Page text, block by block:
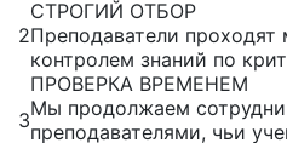
2
СТРОГИЙ ОТБОР
Преподаватели проходят
контролем знаний по
3
ПРОВЕРКА ВРЕМЕНЕМ
Мы продолжаем
преподавателями, чьи